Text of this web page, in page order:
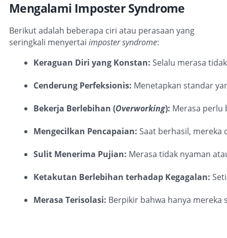
Mengalami Imposter Syndrome
Berikut adalah beberapa ciri atau perasaan yang
seringkali menyertai imposter syndrome:
Keraguan Diri yang Konstan: Selalu merasa
Cenderung Perfeksionis: Menetapkan standar
Bekerja Berlebihan (Overworking): Merasa perlu
Mengecilkan Pencapaian: Saat berhasil, mereka
Sulit Menerima Pujian: Merasa tidak nyaman
Ketakutan Berlebihan terhadap Kegagalan:
Merasa Terisolasi: Berpikir bahwa hanya